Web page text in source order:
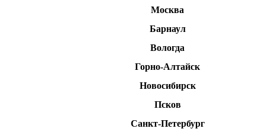
Москва
Барнаул
Вологда
Горно-Алтайск
Новосибирск
Псков
Санкт-Петербург